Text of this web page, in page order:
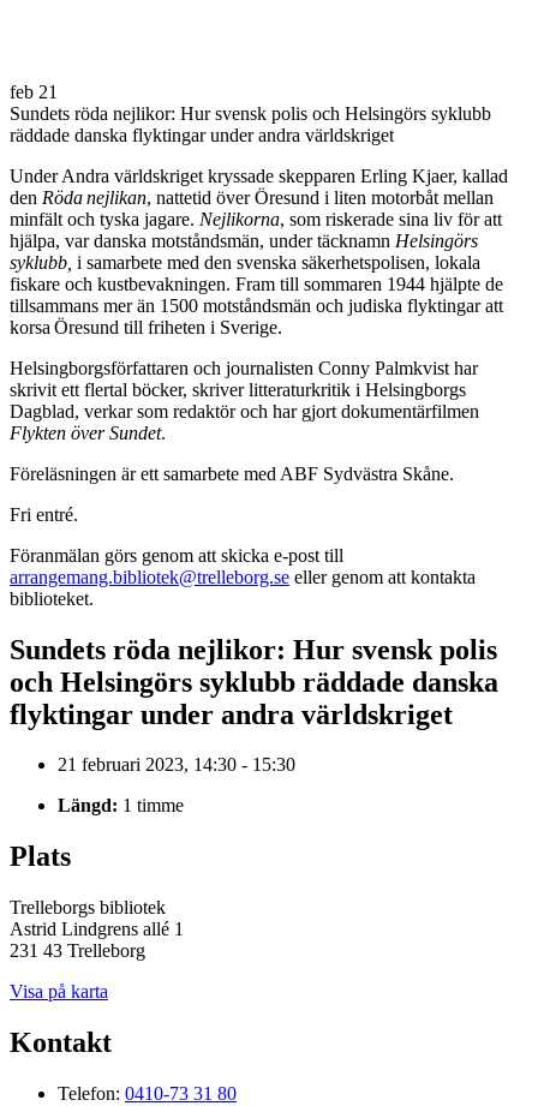
feb 21
Sundets röda nejlikor: Hur svensk polis och Helsingörs syklubb
räddade danska flyktingar under andra världskriget
Under Andra världskriget kryssade skepparen Erling Kjaer, kallad
den Röda nejlikan, nattetid över Öresund i liten motorbåt mellan
minfält och tyska jagare. Nejlikorna, som riskerade sina liv för att
hjälpa, var danska motståndsmän, under täcknamn Helsingörs
syklubb, i samarbete med den svenska säkerhetspolisen, lokala
fiskare och kustbevakningen. Fram till sommaren 1944 hjälpte de
tillsammans mer än 1500 motståndsmän och judiska flyktingar att
korsa Öresund till friheten i Sverige.
Helsingborgsförfattaren och journalisten Conny Palmkvist har
skrivit ett flertal böcker, skriver litteraturkritik i Helsingborgs
Dagblad, verkar som redaktör och har gjort dokumentärfilmen
Flykten över Sundet.
Föreläsningen är ett samarbete med ABF Sydvästra Skåne.
Fri entré.
Föranmälan görs genom att skicka e-post till
arrangemang.bibliotek@trelleborg.se eller genom att kontakta
biblioteket.
Sundets röda nejlikor: Hur svensk polis
och Helsingörs syklubb räddade danska
flyktingar under andra världskriget
21 februari 2023, 14:30 - 15:30
Längd: 1 timme
Plats
Trelleborgs bibliotek
Astrid Lindgrens allé 1
231 43 Trelleborg
Visa på karta
Kontakt
Telefon: 0410-73 31 80